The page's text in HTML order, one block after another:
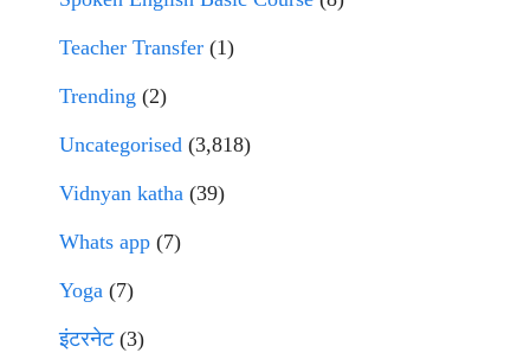
Teacher Transfer (1)
Trending (2)
Uncategorised (3,818)
Vidnyan katha (39)
Whats app (7)
Yoga (7)
इंटरनेट(3)